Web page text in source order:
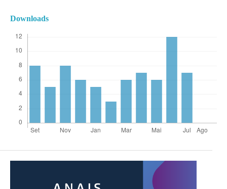
Downloads